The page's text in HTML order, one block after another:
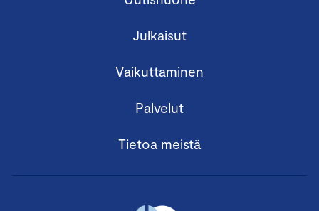
Julkaisut
Vaikuttaminen
Palvelut
Tietoa meistä